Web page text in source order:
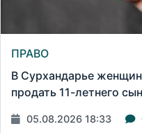
ПРАВО
В Сурхандарье
продать 11-летнего
05.08.2026 18:33